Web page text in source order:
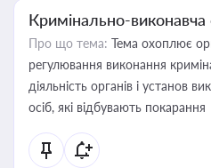
Кримінально-виконавча
Про що тема: Тема охоплює
регулювання виконання
діяльність органів і установ
осіб, які відбувають покарання